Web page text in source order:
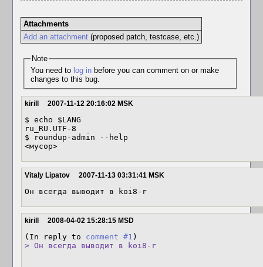
Attachments
Add an attachment(proposed patch, testcase, etc.)
Note
You need to log inbefore you can comment on or make
changes to this bug.
kirill 2007-11-12 20:16:02 MSK
$ echo $LANG
ru_RU.UTF-8
$ roundup-admin --help
<мусор>
Vitaly Lipatov 2007-11-13 03:31:41 MSK
Он всегда выводит в koi8-r
kirill 2008-04-02 15:28:15 MSD
(In reply to comment #1
> Он всегда выводит в koi8-r